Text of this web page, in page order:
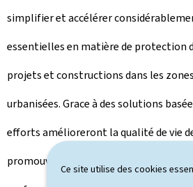
Ce site utilise des cookies
simplifier et accélérer
essentielles en matière de protection
projets et constructions dans les
urbanisées. Grace à des solutions
efforts amélioreront la qualité de vie
promouvant des éléments